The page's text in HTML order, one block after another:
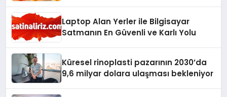
Laptop Alan Yerler ile Bilgisayar
Satmanın En Güvenli ve Karlı Yolu
Küresel rinoplasti pazarının 2030’da
9,6 milyar dolara ulaşması bekleniyor